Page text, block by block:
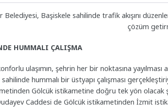
Belediyesi, Başiskele sahilinde trafik akışını
çözüm
HUMMALI ÇALIŞMA
ulaşımın, şehrin her bir noktasına yayılması
hummalı bir üstyapı çalışması
Gölcük istikametine doğru tek yön olacak
Caddesi de Gölcük istikametinden İzmit